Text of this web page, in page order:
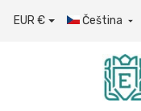
EUR € Čeština 